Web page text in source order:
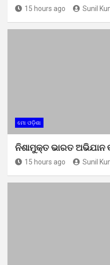
15 hours ago Sunil
ମୋ ଓଡ଼ିଶା
ନିଶାମୁକ୍ତ ଭାରତ ଅଭିଯାନ
15 hours ago Sunil